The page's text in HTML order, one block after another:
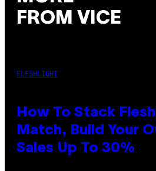
FROM VICE
FLESHLIGHT
How To Stack
Match, Build Your
Sales Up To 30%